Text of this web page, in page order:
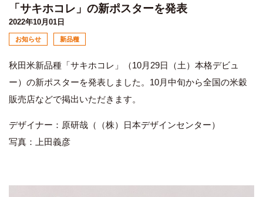
「サキホコレ」の新ポスターを発表
2022年10月01日
お知らせ 新品種
秋田米新品種「サキホコレ」（10月29日（土）本格デビュ
ー）の新ポスターを発表しました。10月中旬から全国の米穀
販売店などで掲出いただきます。
デザイナー：原研哉（（株）日本デザインセンター）
写真：上田義彦